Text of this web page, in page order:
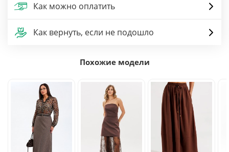
Как можно оплатить
Как вернуть, если не подошло
Похожие модели